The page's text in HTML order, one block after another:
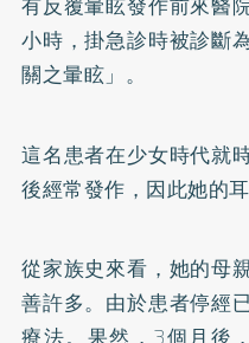
小時，掛急診時被診斷
關之暈眩」。
這名患者在少女時代就
後經常發作，因此她的
從家族史來看，她的母
善許多。由於患者停經